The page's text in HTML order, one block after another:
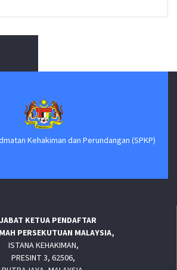
Kehakiman dan Perundangan (SPKP)
KETUA PENDAFTAR
PERSEKUTUAN MALAYSIA,
ISTANA KEHAKIMAN,
PRESINT 3, 62506,